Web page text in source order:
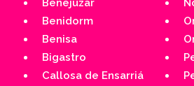
Benejúzar
Benidorm
Benisa
Bigastro
Callosa de Ensarriá